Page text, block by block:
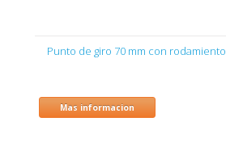
Punto de giro 70 mm con rodamiento
Mas informacion